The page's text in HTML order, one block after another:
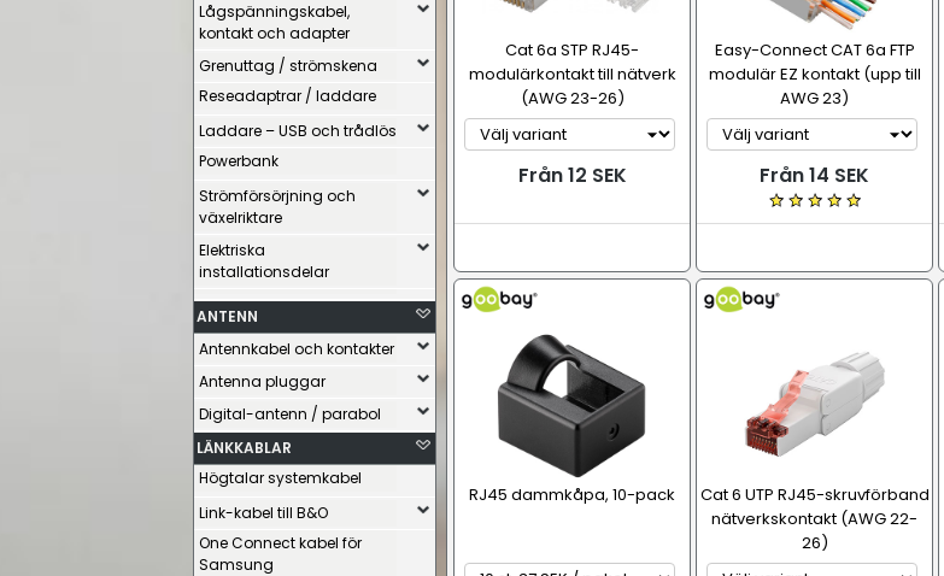
Lågspänningskabel,
kontakt och adapter
Grenuttag / strömskena
Reseadaptrar / laddare
Laddare – USB och trådlös
Powerbank
Strömförsörjning och
växelriktare
Elektriska
installationsdelar
ANTENN
Antennkabel och kontakter
Antenna pluggar
Digital-antenn / parabol
LÄNKKABLAR
Högtalar systemkabel
Link-kabel till B&O
One Connect kabel för
Samsung
Cat 6a STP RJ45-
modulärkontakt till nätverk
(AWG 23-26)
Från 12 SEK
Easy-Connect CAT 6a FTP
modulär EZ kontakt (upp till
AWG 23)
Från 14 SEK
RJ45 dammkåpa, 10-pack
Cat 6 UTP RJ45-skruvförband
nätverkskontakt (AWG 22-
26)